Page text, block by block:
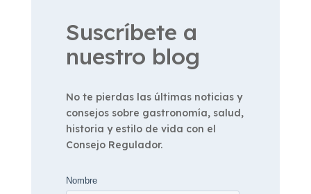
Suscríbete a
nuestro blog
No te pierdas las últimas noticias y
consejos sobre gastronomía, salud,
historia y estilo de vida con el
Consejo Regulador.